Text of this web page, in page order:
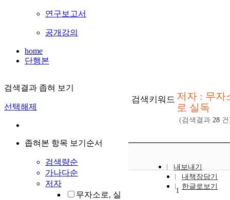
연구보고서
공개강의
home
단행본
검색결과 좁혀 보기
선택해제
좁혀본 항목 보기순서
검색량순
가나다순
저자
무자소로, 실
검색키워드 저자 : 무자
로 실독
(검색결과 28
내보내기
내책장담기
한글로보기
1